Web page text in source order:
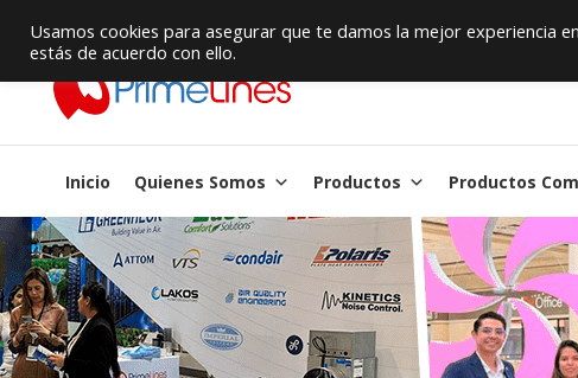
Inicio Quienes Somos Productos Productos
Usamos cookies para asegurar que te damos la mejor experiencia
estás de acuerdo con ello.